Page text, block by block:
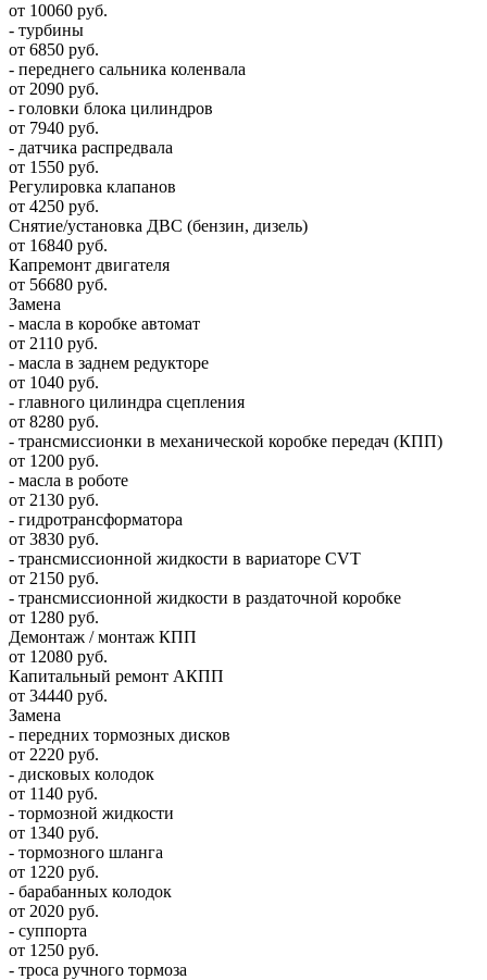
от 10060 руб.
- турбины
от 6850 руб.
- переднего сальника коленвала
от 2090 руб.
- головки блока цилиндров
от 7940 руб.
- датчика распредвала
от 1550 руб.
Регулировка клапанов
от 4250 руб.
Снятие/установка ДВС (бензин, дизель)
от 16840 руб.
Капремонт двигателя
от 56680 руб.
Замена
- масла в коробке автомат
от 2110 руб.
- масла в заднем редукторе
от 1040 руб.
- главного цилиндра сцепления
от 8280 руб.
- трансмиссионки в механической коробке передач (КПП)
от 1200 руб.
- масла в роботе
от 2130 руб.
- гидротрансформатора
от 3830 руб.
- трансмиссионной жидкости в вариаторе CVT
от 2150 руб.
- трансмиссионной жидкости в раздаточной коробке
от 1280 руб.
Демонтаж / монтаж КПП
от 12080 руб.
Капитальный ремонт АКПП
от 34440 руб.
Замена
- передних тормозных дисков
от 2220 руб.
- дисковых колодок
от 1140 руб.
- тормозной жидкости
от 1340 руб.
- тормозного шланга
от 1220 руб.
- барабанных колодок
от 2020 руб.
- суппорта
от 1250 руб.
- троса ручного тормоза